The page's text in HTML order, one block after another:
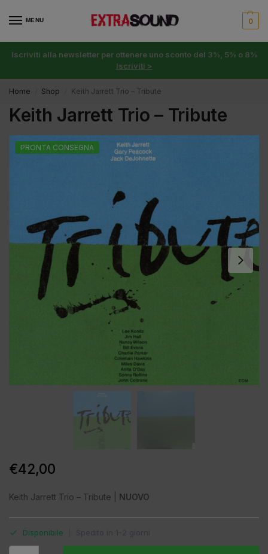
MENU 0
Iscriviti alla newsletter per ottenere uno sconto del 3%, 5% o 8%
Iscriviti >
Home Shop Keith Jarrett Trio – Tribute
Keith Jarrett Trio – Tribute
PRONTA CONSEGNA
€42,00
Keith Jarrett Trio – Tribute | NUOVO
Disponibile